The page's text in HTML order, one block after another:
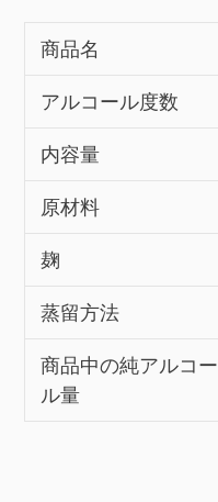
商品名
アルコール度数
内容量
原材料
麹
蒸留方法
商品中の純アルコー
ル量